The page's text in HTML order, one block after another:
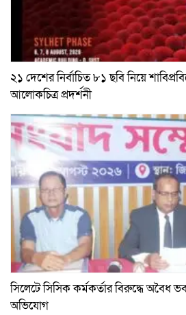
২১ দেশের নির্বাচিত ৮১ ছবি নিয়ে
আলোকচিত্র প্রদর্শনী
সিলেটে সিসিক কর্মকর্তার বিরুদ্ধে অবৈধ
অভিযোগ